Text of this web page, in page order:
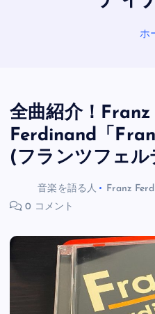
ホ
全曲紹介！Franz
Ferdinand「
(フランツフェ
音楽を語る人 Franz
0 コメント